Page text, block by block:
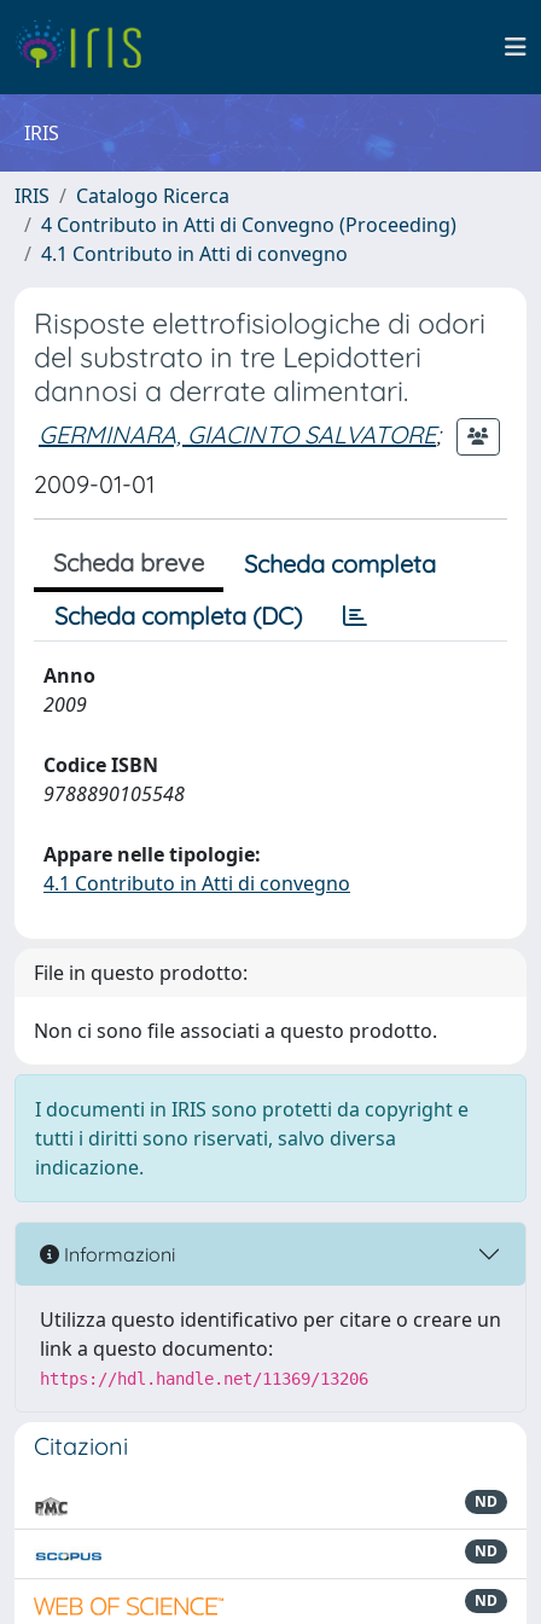
IRIS
IRIS
Catalogo Ricerca
4 Contributo in Atti di Convegno (Proceeding)
4.1 Contributo in Atti di convegno
Risposte elettrofisiologiche di odori
del substrato in tre Lepidotteri
dannosi a derrate alimentari.
GERMINARA, GIACINTO SALVATORE;
2009-01-01
Scheda breve
Scheda completa
Scheda completa (DC)
Anno
2009
Codice ISBN
9788890105548
Appare nelle tipologie:
4.1 Contributo in Atti di convegno
File in questo prodotto:
Non ci sono file associati a questo prodotto.
I documenti in IRIS sono protetti da copyright e
tutti i diritti sono riservati, salvo diversa
indicazione.
Informazioni
Utilizza questo identificativo per citare o creare un
link a questo documento:
https://hdl.handle.net/11369/13206
Citazioni
ND
ND
ND